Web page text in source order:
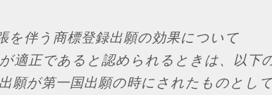
を伴う商標登録出願の効果について
適正であると認められるときは、以下
願が第一国出願の時にされたものとし